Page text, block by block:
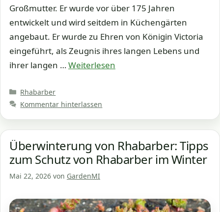
Großmutter. Er wurde vor über 175 Jahren
entwickelt und wird seitdem in Küchengärten
angebaut. Er wurde zu Ehren von Königin Victoria
eingeführt, als Zeugnis ihres langen Lebens und
ihrer langen …Weiterlesen
Kategorien
Rhabarber
Kommentar hinterlassen
Überwinterung von Rhabarber: Tipps
zum Schutz von Rhabarber im Winter
Mai 22, 2026 von GardenMI